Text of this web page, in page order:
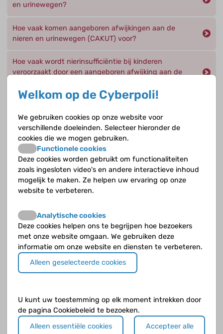
en urinewegen?
Hoe vaak komen aangeboren afwijkingen aan de
nieren en urinewegen (CAKUT) voor?
Hoe vaak wordt nierinsufficiëntie bij kinderen
veroorzaakt door een aangeboren afwijking aan de
ontwikkeling (tijdens de zwangerschap) niet
verplaatst ook chronische nierinsufficiëntie
veroorzaken?
Kun je aangeboren afwijkingen aan de nieren en
urinewegen behandelen?
Wat is een hoefijzernier en hoevaak komt dit voor?
Wat is een UPJ-stenose en welke klachten kan het
geven?
Wat is een ureterduplicatie of dubbelsysteem en
welke klachten kan dit geven?
klachten kan dit geven?
Wat is nierdysplasie en welke klachten kan dit geven?
Welkom op de Cyberpoli!
We gebruiken cookies op onze website voor
verschillende doeleinden. Selecteer hieronder de
cookies die we mogen gebruiken.
Functionele cookies
Deze cookies worden gebruikt om functionaliteiten
zoals ingesloten video's en andere interactieve inhoud
mogelijk te maken. Ze helpen uw ervaring op onze
website te verbeteren.
Analytische cookies
Deze cookies helpen ons te begrijpen hoe bezoekers
met onze website omgaan. We gebruiken deze
informatie om onze website en diensten te verbeteren.
Alleen geselecteerde cookies
U kunt uw toestemming op elk moment intrekken door
de pagina Cookiebeleid te bezoeken.
Alleen essentiële cookies
Accepteer alle